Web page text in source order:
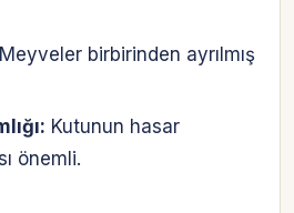
Meyveler birbirinden ayrılmış
Kutunun hasar
önemli.